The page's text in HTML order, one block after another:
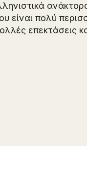
είναι πολύ
επεκτάσεις